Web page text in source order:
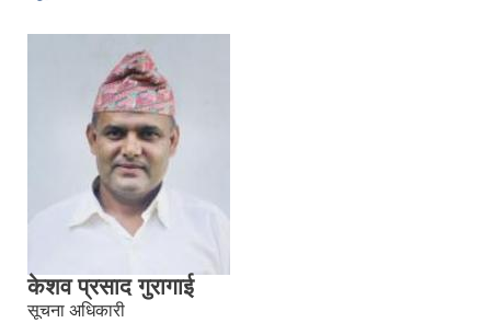
केशव प्रसाद गुरागाई
सूचना अधिकारी